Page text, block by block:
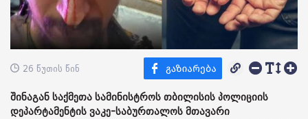
26 წუთის წინ
შინაგან საქმეთა სამინისტროს თბილისის პოლიციის
დეპარტამენტის ვაკე-საბურთალოს მთავარი